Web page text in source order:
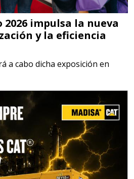
ESCAPE
composición
adecuados
para grafito) y
de calidad y
2026 impulsa la nueva
y la eficiencia
a cabo dicha exposición en